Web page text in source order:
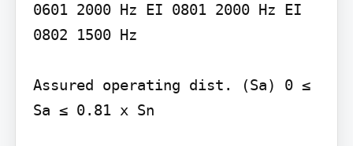
0601 2000 Hz EI 0801 2000 Hz EI
0802 1500 Hz
Assured operating dist. (Sa) 0 ≤
Sa ≤ 0.81 x Sn